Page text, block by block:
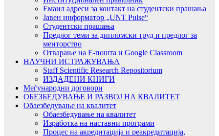
Емаил адреси за контакт на студентски прашања
Јавен информатор „UNT Pulse“
Студентски прашања
Предлог теми за дипломски труд и предлог за
менторство
Отварање на Е-пошта и Google Classroom
НАУЧНИ ИСТРАЖУВАЊА
Staff Scientific Research Repositorium
ИЗДАДЕНИ КНИГИ
Меѓународни договори
ОБЕЗБЕДУВАЊЕ И РАЗВОЈ НА КВАЛИТЕТ
Обаезбедување на квалитет
Обаезбедување на квалитет
Изработка на наставни програми
Процес на акредитација и реакредитација,